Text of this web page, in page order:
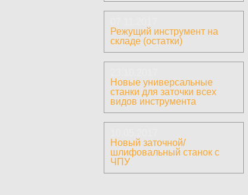
Режущий инструмент на
складе (остатки)
Новые универсальные
станки для заточки всех
видов инструмента
Новый заточной/
шлифовальный станок с
ЧПУ